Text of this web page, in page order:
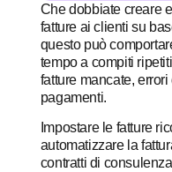
Che dobbiate creare
fatture ai clienti su
questo può
tempo a compiti
fatture mancate,
pagamenti.
Impostare le fatture
automatizzare la
contratti di